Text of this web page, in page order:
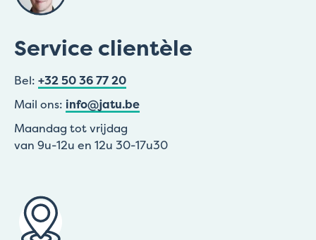
Service clientèle
Bel: +32 50 36 77 20
Mail ons: info@jatu.be
Maandag tot vrijdag
van 9u-12u en 12u 30-17u30